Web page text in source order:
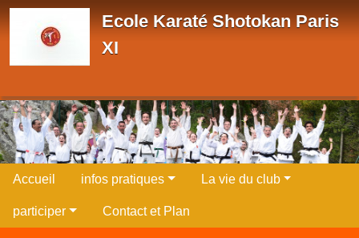
Ecole Karaté Shotokan Paris
XI
Accueil infos pratiques La vie du club
participer Contact et Plan
Panneau de gestion des cookies